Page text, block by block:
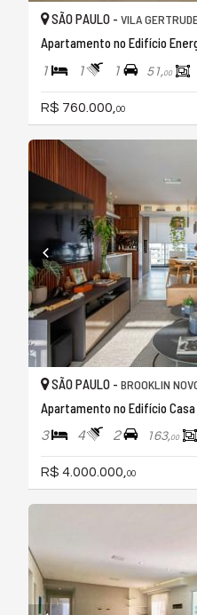
SÃO PAULO - VILA
Apartamento no Edifício
1 1 1 51,00
R$ 760.000, 00
SÃO PAULO - BROOKLIN
Apartamento no Edifício
3 4 2 163,00
R$ 4.000.000, 00